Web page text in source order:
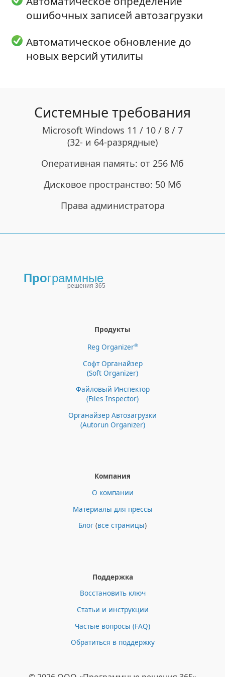
ошибочных записей автозагрузки
Автоматическое обновление до
новых версий утилиты
Системные требования
Microsoft Windows 11 / 10 / 8 / 7
(32- и 64-разрядные)
Оперативная память: от 256 Мб
Дисковое пространство: 50 Мб
Права администратора
Продукты
Reg Organizer®
Софт Органайзер
(Soft Organizer)
Файловый Инспектор
(Files Inspector)
Органайзер Автозагрузки
(Autorun Organizer)
Компания
О компании
Материалы для прессы
Блог (все страницы)
Поддержка
Восстановить ключ
Статьи и инструкции
Частые вопросы (FAQ)
Обратиться в поддержку